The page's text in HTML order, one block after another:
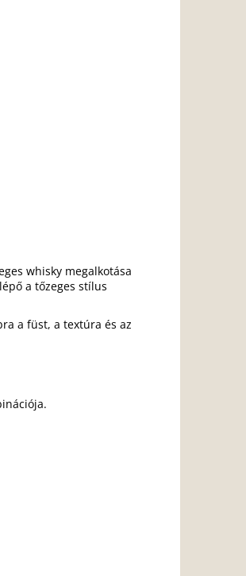
whisky megalkotása
a tőzeges stílus
a füst, a textúra és az